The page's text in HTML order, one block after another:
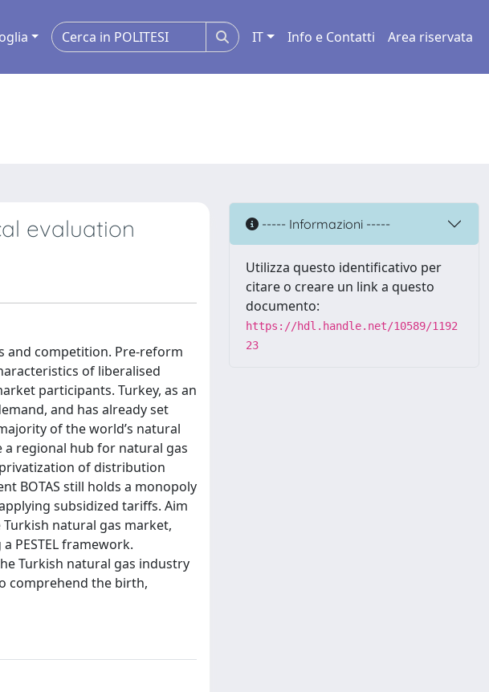
IT Info e Contatti Area riservata
evaluation
and competition. Pre-reform
of liberalised
participants. Turkey, as an
and has already set
of the world’s natural
a regional hub for natural gas
of distribution
BOTAS still holds a monopoly
subsidized tariffs. Aim
natural gas market,
PESTEL framework.
Turkish natural gas industry
comprehend the birth,
----- Informazioni -----
Utilizza questo identificativo per
citare o creare un link a questo
documento:
https://hdl.handle.net/10589/1192
23